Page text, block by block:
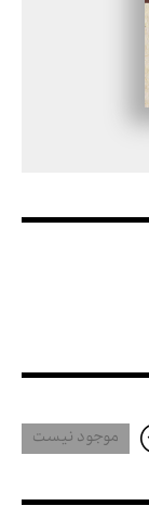
موجود نیست